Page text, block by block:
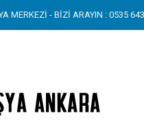
MERKEZİ - BİZİ ARAYIN : 0535